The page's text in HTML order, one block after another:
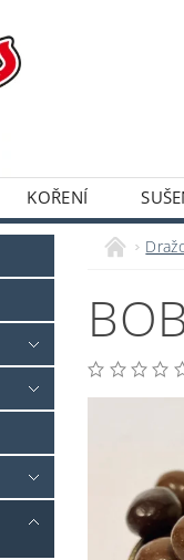
KOŘENÍ
SEMENA,